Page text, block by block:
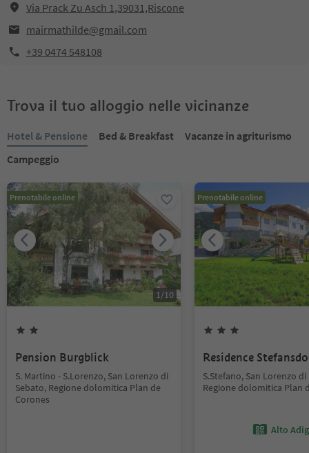
Via Prack Zu Asch 1,39031,Riscone
mairmathilde@gmail.com
+39 0474 548108
Trova il tuo alloggio nelle vicinanze
Hotel & Pensione Bed & Breakfast
Vacanze in agriturismo
Campeggio
Prenotabile online
1/10
Pension Burgblick
S. Martino - S.Lorenzo, San Lorenzo di
Sebato, Regione dolomitica Plan de
Corones
Prenotabile online
Residence
S.Stefano, San Lorenzo
Regione dolomitica Plan
Alto